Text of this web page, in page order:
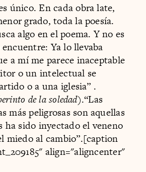
único. En cada obra late,
grado, toda la poesía.
algo en el poema. Y no es
Ya lo llevaba
a mí me parece inaceptable
o un intelectual se
o a una iglesia” .
de la soledad).“Las
más peligrosas son aquellas
ha sido inyectado el veneno
miedo al cambio”.[caption
align="aligncenter"